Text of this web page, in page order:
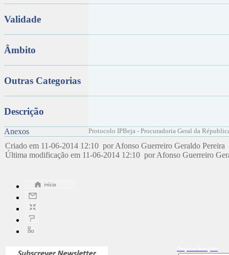
Validade
Âmbito
Outras Categorias
Descrição
Anexos Protocolo IPBeja - Procuradoria Geral da
Criado em 11-06-2014 12:10 por Afonso Guerreiro Geraldo Pereira
Última modificação em 11-06-2014 12:10 por Afonso Guerreiro